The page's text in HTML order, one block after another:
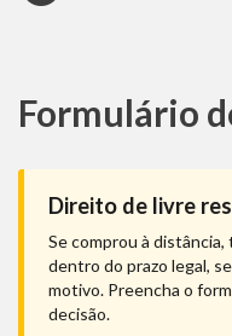
Formulário
Direito de livre
Se comprou à
dentro do prazo legal,
motivo. Preencha o
decisão.